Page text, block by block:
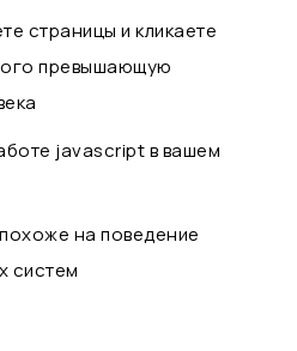
страницы и кликаете
превышающую
javascript в вашем
на поведение
систем